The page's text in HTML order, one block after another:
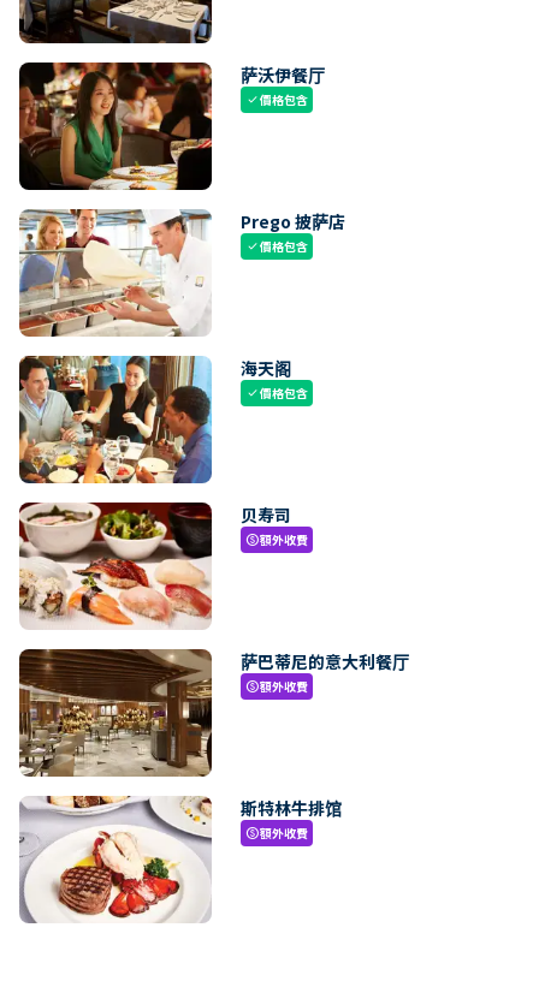
萨沃伊餐厅
check價格包含
Prego 披萨店
check價格包含
海天阁
check價格包含
贝寿司
paid額外收費
萨巴蒂尼的意大利餐厅
paid額外收費
斯特林牛排馆
paid額外收費